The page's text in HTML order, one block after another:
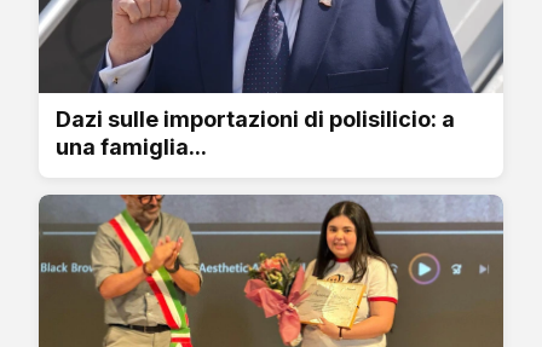
Dazi sulle importazioni di polisilicio: a
una famiglia...